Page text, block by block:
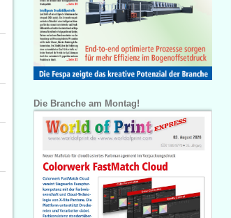
Die Branche am Montag!